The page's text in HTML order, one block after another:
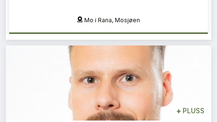
Mo i Rana, Mosjøen
+ PLUSS